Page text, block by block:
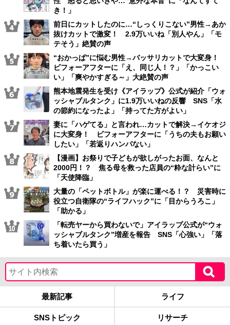
き！」
前日にカットしたのに…“しっくりこない”男性→あか
抜けカットで激変！ 2.9万いいね「別人やん」「モ
テそう」絶賛の声
“おかっぱ”に悩む男性→バッサリカットで大変身！
ビフォーアフターに「え、同じ人！？」「かっこい
い」「爽やかすぎる～」大絶賛の声
熊本地震発生を受け《アイラップ》公式が紹介「ウォ
ッシャブルタンク」に1.9万いいねの反響 SNS「水
の節約になったよ」「持ってた方がよい」
妻に「ハゲてる」と言われ…カットで解決→イケオジ
に大変身！ ビフォーアフターに「うちの夫もお願い
したい」「若返りハンパない」
【漫画】お祭りで子どもが欲しがったお面、なんと
2000円！？ 焦る母を救った店員の“粋な計らい”に
「天使降臨」
大量の「ペットボトル」が楽に運べる！？ 災害時に
役立つ自衛隊の“ライフハック”に「目からうろこ」
「助かる」
「転売ヤーから買わないで」アイラップ公式が“ウォ
ッシャブルタンク”増産を報告 SNS「心強い」「落
ち着いたら買う」
最新記事 ライフ
SNSトピック リサーチ